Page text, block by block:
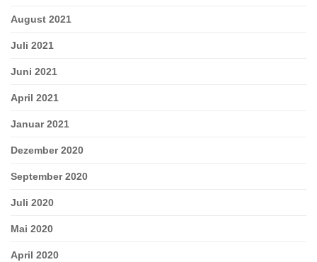
August 2021
Juli 2021
Juni 2021
April 2021
Januar 2021
Dezember 2020
September 2020
Juli 2020
Mai 2020
April 2020